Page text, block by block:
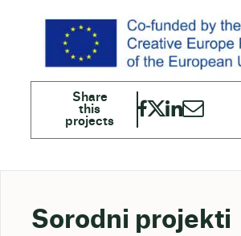
Sorodni projekti